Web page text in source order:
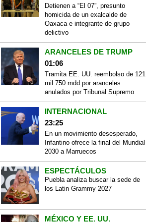
Detienen a “El 07”, presunto
homicida de un exalcalde de
Oaxaca e integrante de grupo
delictivo
ARANCELES DE TRUMP
01:06
Tramita EE. UU. reembolso de 121
mil 750 mdd por aranceles
anulados por Tribunal Supremo
INTERNACIONAL
23:25
En un movimiento desesperado,
Infantino ofrece la final del Mundial
2030 a Marruecos
ESPECTÁCULOS
Puebla analiza buscar la sede de
los Latin Grammy 2027
MÉXICO Y EE. UU.